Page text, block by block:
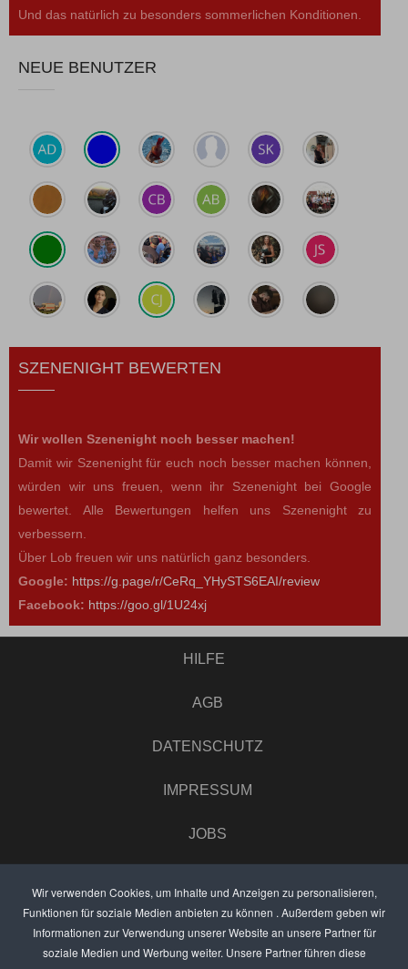
Wir verwenden Cookies, um Inhalte und Anzeigen zu personalisieren,
Funktionen für soziale Medien anbieten zu können . Außerdem geben wir
Informationen zur Verwendung unserer Website an unsere Partner für
soziale Medien und Werbung weiter. Unsere Partner führen diese
Und das natürlich zu besonders sommerlichen Konditionen.
NEUE BENUTZER
SZENENIGHT BEWERTEN
Wir wollen Szenenight noch besser machen!
Damit wir Szenenight für euch noch besser machen können,
würden wir uns freuen, wenn ihr Szenenight bei Google
bewertet. Alle Bewertungen helfen uns Szenenight zu
verbessern.
Über Lob freuen wir uns natürlich ganz besonders.
Google: https://g.page/r/CeRq_YHySTS6EAI/review
Facebook: https://goo.gl/1U24xj
HILFE
AGB
DATENSCHUTZ
IMPRESSUM
JOBS
ANZEIGEN PREISE
BEWERTET UNS